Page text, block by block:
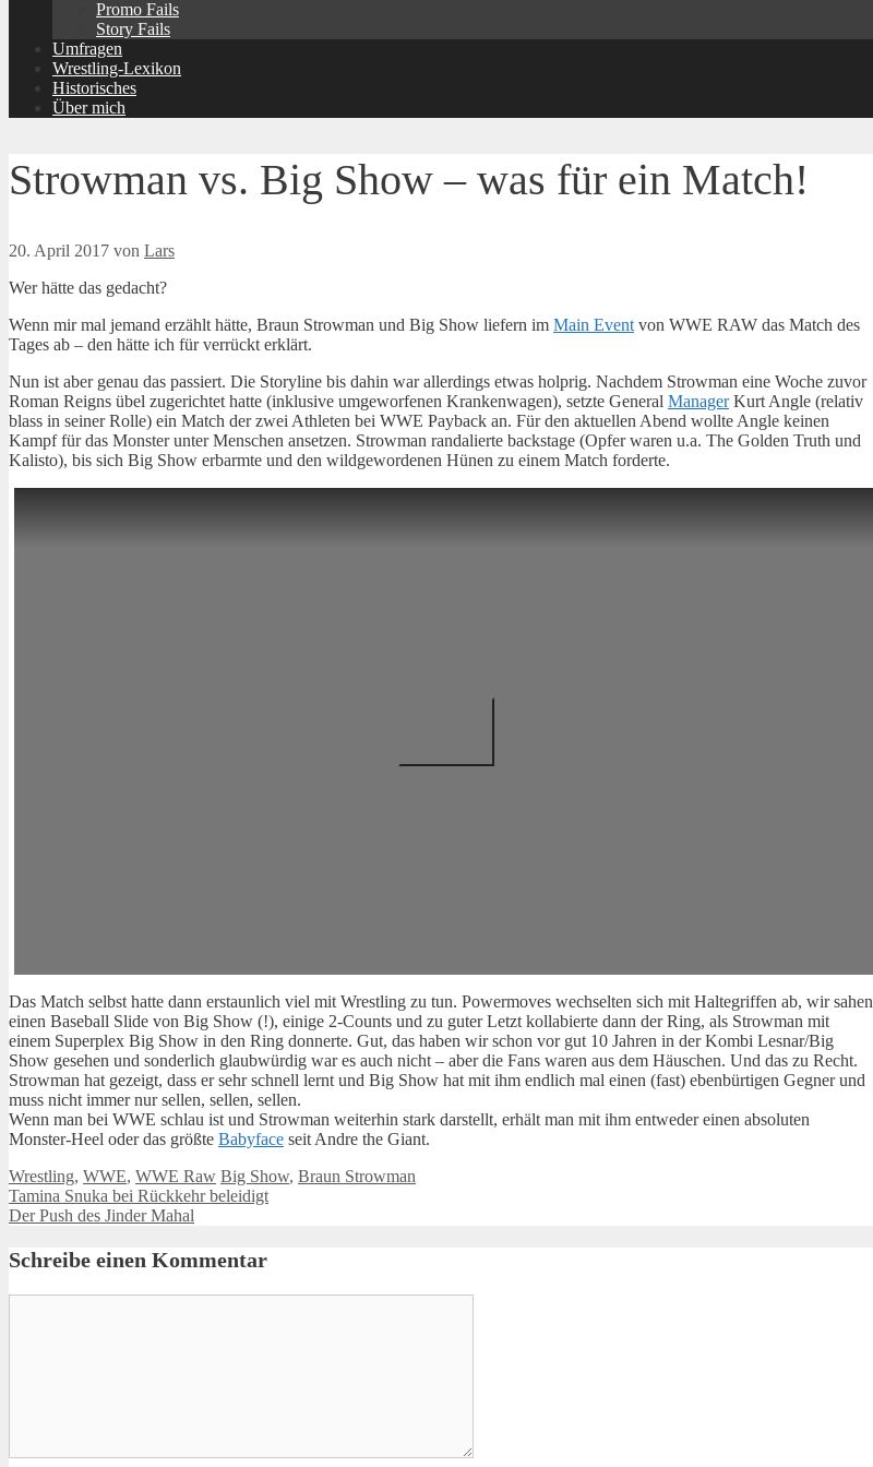
Promo Fails
Story Fails
Umfragen
Wrestling-Lexikon
Historisches
Über mich
Strowman vs. Big Show – was für ein Match!
20. April 2017 von Lars
Wer hätte das gedacht?
Wenn mir mal jemand erzählt hätte, Braun Strowman und Big Show liefern im Main Event von WWE RAW das Match des
Tages ab – den hätte ich für verrückt erklärt.
Nun ist aber genau das passiert. Die Storyline bis dahin war allerdings etwas holprig. Nachdem Strowman eine Woche zuvor
Roman Reigns übel zugerichtet hatte (inklusive umgeworfenen Krankenwagen), setzte General ManagerKurt Angle (relativ
blass in seiner Rolle) ein Match der zwei Athleten bei WWE Payback an. Für den aktuellen Abend wollte Angle keinen
Kampf für das Monster unter Menschen ansetzen. Strowman randalierte backstage (Opfer waren u.a. The Golden Truth und
Kalisto), bis sich Big Show erbarmte und den wildgewordenen Hünen zu einem Match forderte.
Das Match selbst hatte dann erstaunlich viel mit Wrestling zu tun. Powermoves wechselten sich mit Haltegriffen ab, wir sahen
einen Baseball Slide von Big Show (!), einige 2-Counts und zu guter Letzt kollabierte dann der Ring, als Strowman mit
einem Superplex Big Show in den Ring donnerte. Gut, das haben wir schon vor gut 10 Jahren in der Kombi Lesnar/Big
Show gesehen und sonderlich glaubwürdig war es auch nicht – aber die Fans waren aus dem Häuschen. Und das zu Recht.
Strowman hat gezeigt, dass er sehr schnell lernt und Big Show hat mit ihm endlich mal einen (fast) ebenbürtigen Gegner und
muss nicht immer nur sellen, sellen, sellen.
Wenn man bei WWE schlau ist und Strowman weiterhin stark darstellt, erhält man mit ihm entweder einen absoluten
Monster-Heel oder das größte Babyface seit Andre the Giant.
Kategorien
Wrestling, WWE, WWE Raw Schlagwörter
Big Show, Braun Strowman
Tamina Snuka bei Rückkehr beleidigt
Der Push des Jinder Mahal
Schreibe einen Kommentar